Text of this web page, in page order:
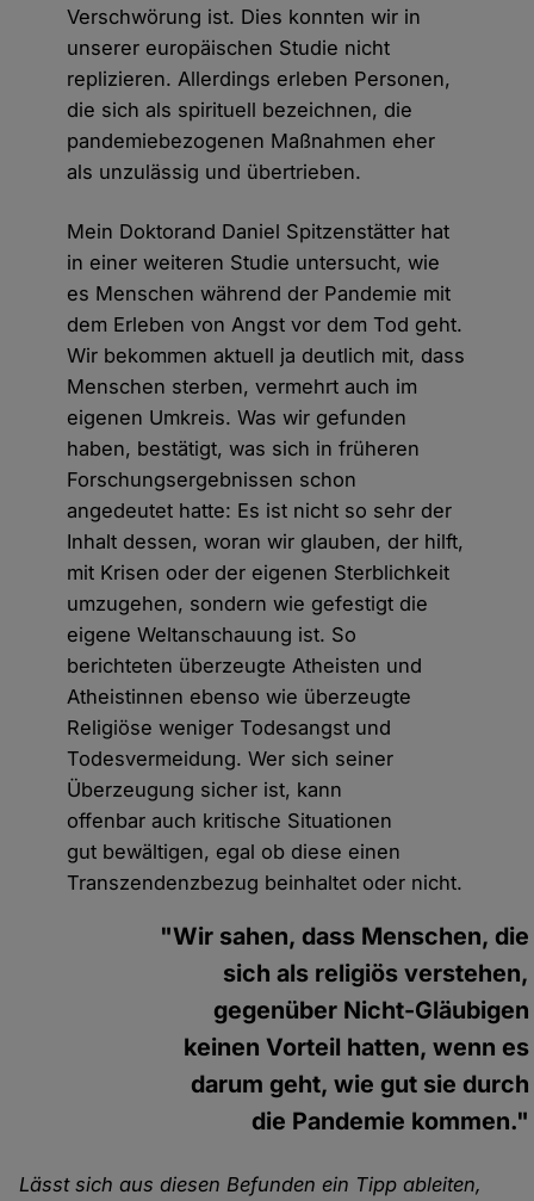
Verschwörung ist. Dies konnten wir in
unserer europäischen Studie nicht
replizieren. Allerdings erleben Personen,
die sich als spirituell bezeichnen, die
pandemiebezogenen Maßnahmen eher
als unzulässig und übertrieben.
Mein Doktorand Daniel Spitzenstätter hat
in einer weiteren Studie untersucht, wie
es Menschen während der Pandemie mit
dem Erleben von Angst vor dem Tod geht.
Wir bekommen aktuell ja deutlich mit, dass
Menschen sterben, vermehrt auch im
eigenen Umkreis. Was wir gefunden
haben, bestätigt, was sich in früheren
Forschungsergebnissen schon
angedeutet hatte: Es ist nicht so sehr der
Inhalt dessen, woran wir glauben, der hilft,
mit Krisen oder der eigenen Sterblichkeit
umzugehen, sondern wie gefestigt die
eigene Weltanschauung ist. So
berichteten überzeugte Atheisten und
Atheistinnen ebenso wie überzeugte
Religiöse weniger Todesangst und
Todesvermeidung. Wer sich seiner
Überzeugung sicher ist, kann
offenbar auch kritische Situationen
gut bewältigen, egal ob diese einen
Transzendenzbezug beinhaltet oder nicht.
"Wir sahen, dass Menschen, die
sich als religiös verstehen,
gegenüber Nicht-Gläubigen
keinen Vorteil hatten, wenn es
darum geht, wie gut sie durch
die Pandemie kommen."
Lässt sich aus diesen Befunden ein Tipp ableiten,